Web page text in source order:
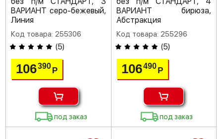
ВАРИАНТ серо-бежевый,
Линия
Код товара: 255306
(5)
106390 Р
под заказ
ВАРИАНТ бирюза,
Абстракция
Код товара: 255296
(5)
106490 Р
под заказ